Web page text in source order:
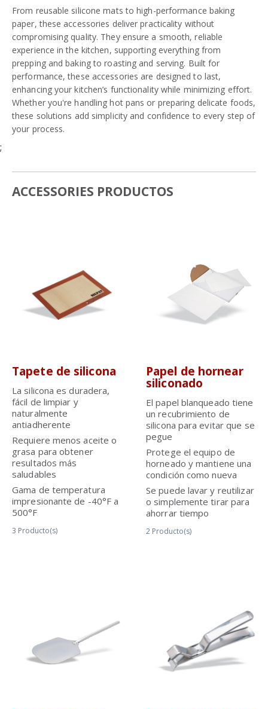
From reusable silicone mats to high-performance baking
paper, these accessories deliver practicality without
compromising quality. They ensure a smooth, reliable
experience in the kitchen, supporting everything from
prepping and baking to roasting and serving. Built for
performance, these accessories are designed to last,
enhancing your kitchen’s functionality while minimizing effort.
Whether you're handling hot pans or preparing delicate foods,
these solutions add simplicity and confidence to every step of
your process.
;
ACCESSORIES PRODUCTOS
Tapete de silicona
La silicona es duradera,
fácil de limpiar y
naturalmente
antiadherente
Requiere menos aceite o
grasa para obtener
resultados más
saludables
Gama de temperatura
impresionante de -40°F a
500°F
3 Producto(s)
Papel de hornear
siliconado
El papel blanqueado tiene
un recubrimiento de
silicona para evitar que se
pegue
Protege el equipo de
horneado y mantiene una
condición como nueva
Se puede lavar y reutilizar
o simplemente tirar para
ahorrar tiempo
2 Producto(s)